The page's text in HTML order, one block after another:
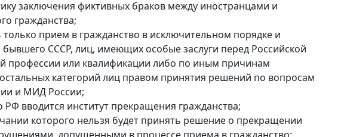
заключения фиктивных браков между иностранцами и
гражданства;
прием в гражданство в исключительном порядке и
СССР, лиц, имеющих особые заслуги перед Российской
профессии или квалификации либо по иным причинам
категорий лиц правом принятия решений по вопросам
и МИД России;
вводится институт прекращения гражданства;
которого нельзя будет принять решение о прекращении